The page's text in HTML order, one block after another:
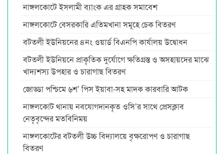
নাঙ্গলকোটে ইসলামী ব্যাংক এর গ্রাহক সমাবেশ
নাঙ্গলকোটে বেসরকারি এতিমখানা সমূহে চেক বিতরণ
বটতলী ইউনিয়নের ৪নং ওয়ার্ড বিএনপি কার্যালয় উদ্বোধন
বটতলী ইউনিয়নে প্রাকৃতিক দুর্যোগে ক্ষতিগ্রস্ত ও অসহায়দের মাঝে
খাদ্যশস্য উপহার ও চারাগাছ বিতরণ
জোড্ডা পশ্চিমে ৬শ’ পিস ইয়াবা-সহ মাদক কারবারি আটক
নাঙ্গলকোট থানায় নবযোগদানকৃত ওসি’র সাথে প্রেসক্লাব
নেতৃবৃন্দের মতবিনিময়
নাঙ্গলকোটের বটতলী উচ্চ বিদ্যালয়ে বৃক্ষরোপণ ও চারাগাছ
বিতরণ